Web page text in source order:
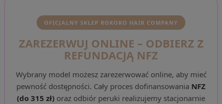
OFICJALNY SKLEP ROKOKO HAIR COMPANY
ZAREZERWUJ ONLINE – ODBIERZ Z
REFUNDACJĄ NFZ
Wybrany model możesz zarezerwować online, aby mieć
pewność dostępności. Cały proces dofinansowania NFZ
(do 315 zł) oraz odbiór peruki realizujemy stacjonarnie